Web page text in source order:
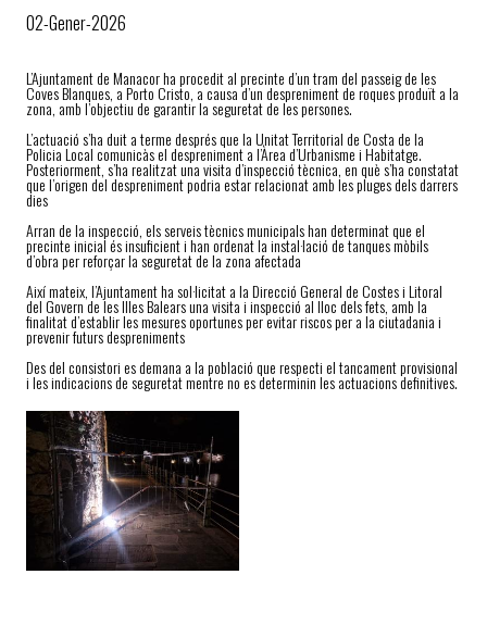
02-Gener-2026
L’Ajuntament de Manacor ha procedit al precinte d’un tram del passeig de les
Coves Blanques, a Porto Cristo, a causa d’un despreniment de roques produït a la
zona, amb l’objectiu de garantir la seguretat de les persones.
L’actuació s’ha duit a terme després que la Unitat Territorial de Costa de la
Policia Local comunicàs el despreniment a l’Àrea d’Urbanisme i Habitatge.
Posteriorment, s’ha realitzat una visita d’inspecció tècnica, en què s’ha constatat
que l’origen del despreniment podria estar relacionat amb les pluges dels darrers
dies
Arran de la inspecció, els serveis tècnics municipals han determinat que el
precinte inicial és insuficient i han ordenat la instal·lació de tanques mòbils
d’obra per reforçar la seguretat de la zona afectada
Així mateix, l’Ajuntament ha sol·licitat a la Direcció General de Costes i Litoral
del Govern de les Illes Balears una visita i inspecció al lloc dels fets, amb la
finalitat d’establir les mesures oportunes per evitar riscos per a la ciutadania i
prevenir futurs despreniments
Des del consistori es demana a la població que respecti el tancament provisional
i les indicacions de seguretat mentre no es determinin les actuacions definitives.